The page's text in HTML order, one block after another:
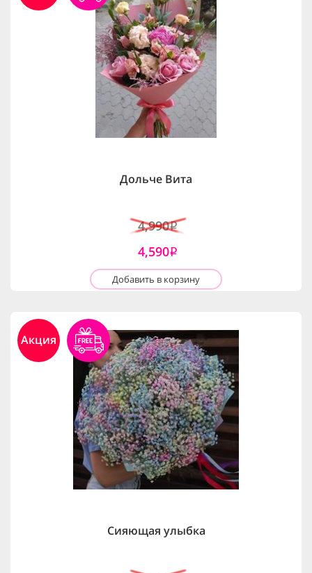
Дольче Вита
4,990i
4,590i
Добавить в корзину
Акция
Сияющая улыбка